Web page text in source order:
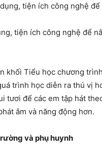
tiện ích công nghệ để
khối Tiểu học chương
trình học diễn ra thú vị
tươi để các em tập hát
âm và năng động hơn.
và phụ huynh